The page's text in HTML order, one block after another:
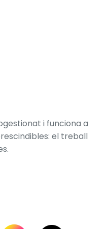
i funciona a
el treball